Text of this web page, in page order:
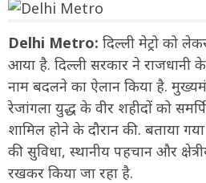
Delhi Metro: दिल्ली मेट्रो को
आया है. दिल्ली सरकार ने राजधानी के
नाम बदलने का ऐलान किया है.
रेजांगला युद्ध के वीर शहीदों को
शामिल होने के दौरान की. बताया गया
की सुविधा, स्थानीय पहचान और
रखकर किया जा रहा है.